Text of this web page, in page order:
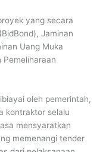
yang secara
Jaminan
Uang Muka
Pemeliharaan
oleh pemerintah,
kontraktor selalu
mensyaratkan
memenangi tender